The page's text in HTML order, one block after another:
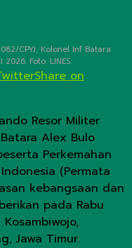
CPYJ, Kolonel Inf Batara
Foto: LINES.
Share on
Resor Militer
Alex Bulo
Perkemahan
(Permata
kebangsaan dan
pada Rabu
Jawa Timur.